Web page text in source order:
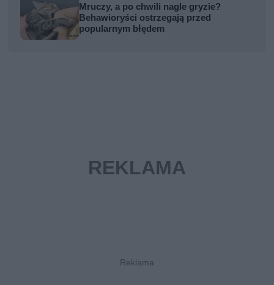
Mruczy, a po chwili nagle gryzie?
Behawioryści ostrzegają przed
popularnym błędem